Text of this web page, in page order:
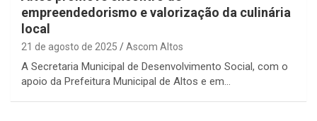
empreendedorismo e valorização da culinária
local
21 de agosto de 2025 Ascom Altos
A Secretaria Municipal de Desenvolvimento Social, com o
apoio da Prefeitura Municipal de Altos e em…